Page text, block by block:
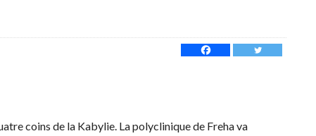
coins de la Kabylie. La polyclinique de Freha va